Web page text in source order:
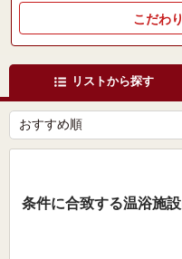
こだわ
リストから探す
条件に合致する温浴施